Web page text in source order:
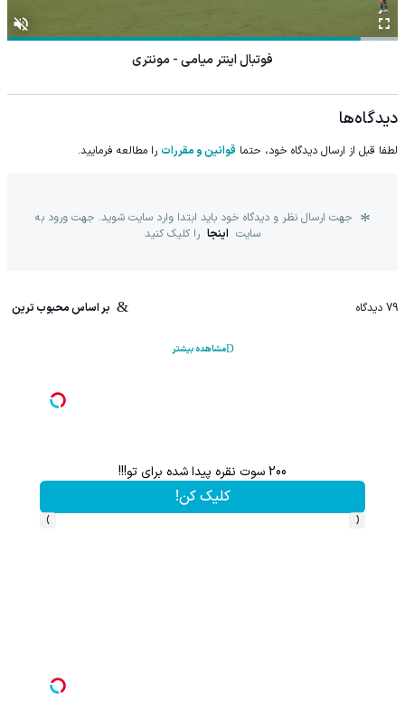
فوتبال اینتر میامی - مونتری
دیدگاه‌ها
لطفا قبل از ارسال دیدگاه خود، حتما قوانین و مقررات را مطالعه فرمایید.
جهت ارسال نظر و دیدگاه خود باید ابتدا وارد سایت شوید. جهت ورود به
سایت اینجا را کلیک کنید
79 دیدگاه بر اساس محبوب ترین
مشاهده بیشتر
این پک تقویت موی جلبک رسانه
‹
›